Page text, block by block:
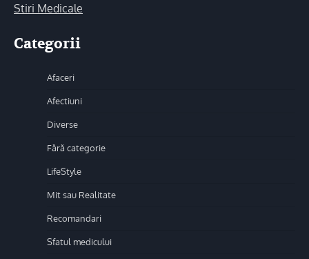
Stiri Medicale
Categorii
Afaceri
Afectiuni
Diverse
Fără categorie
LifeStyle
Mit sau Realitate
Recomandari
Sfatul medicului